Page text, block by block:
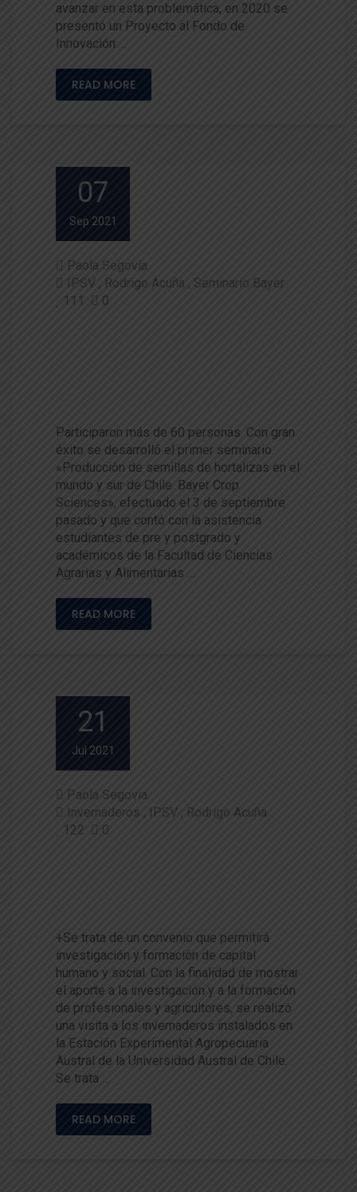
avanzar en esta problemática, en 2020 se
presentó un Proyecto al Fondo de
Innovación …
READ MORE
07
Sep 2021
Paola Segovia
IPSV
Rodrigo Acuña
Seminario Bayer
111
0
Participaron más de 60 personas. Con gran
éxito se desarrolló el primer seminario
«Producción de semillas de hortalizas en el
mundo y sur de Chile. Bayer Crop
Sciences», efectuado el 3 de septiembre
pasado y que contó con la asistencia
estudiantes de pre y postgrado y
académicos de la Facultad de Ciencias
Agrarias y Alimentarias …
READ MORE
21
Jul 2021
Paola Segovia
Invernaderos
IPSV
Rodrigo Acuña
122
0
+Se trata de un convenio que permitirá
investigación y formación de capital
humano y social. Con la finalidad de mostrar
el aporte a la investigación y a la formación
de profesionales y agricultores, se realizó
una visita a los invernaderos instalados en
la Estación Experimental Agropecuaria
Austral de la Universidad Austral de Chile.
Se trata …
READ MORE